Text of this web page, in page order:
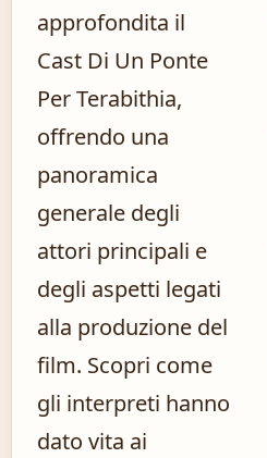
approfondita il
Cast Di Un Ponte
Per Terabithia,
offrendo una
panoramica
generale degli
attori principali e
degli aspetti legati
alla produzione del
film. Scopri come
gli interpreti hanno
dato vita ai